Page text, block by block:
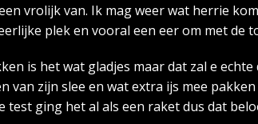
vrolijk van. Ik mag weer wat herrie
plek en vooral een eer om met de
is het wat gladjes maar dat zal e
van zijn slee en wat extra ijs mee
test ging het al als een raket dus dat